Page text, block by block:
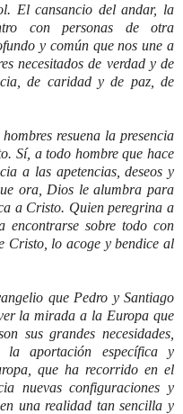
El cansancio del andar, la
con personas de otra
y común que nos une a
necesitados de verdad y de
de caridad y de paz, de
resuena la presencia
Sí, a todo hombre que hace
a las apetencias, deseos y
ora, Dios le alumbra para
a Cristo. Quien peregrina a
encontrarse sobre todo con
Cristo, lo acoge y bendice al
que Pedro y Santiago
la mirada a la Europa que
sus grandes necesidades,
la aportación específica y
que ha recorrido en el
nuevas configuraciones y
una realidad tan sencilla y